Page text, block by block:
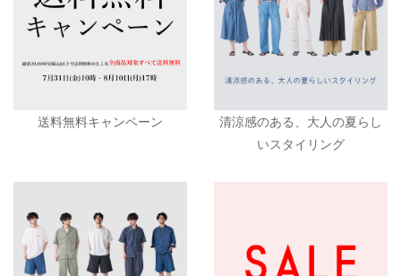
送料無料キャンペーン
清涼感のある、大人の夏らし
いスタイリング